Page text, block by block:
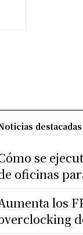
destacadas
se
oficinas
los